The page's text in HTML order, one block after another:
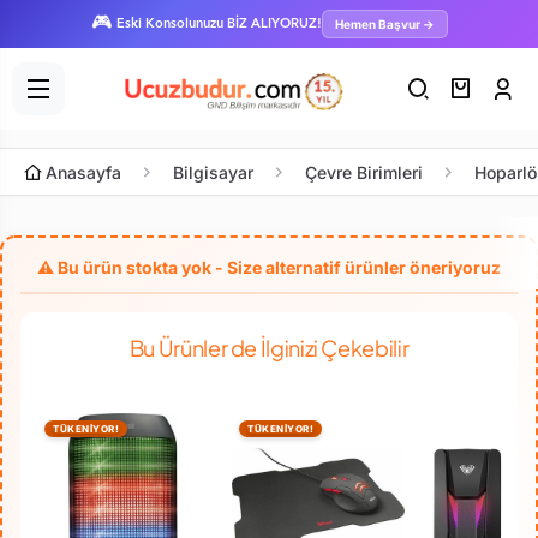
🎮 Eski Konsolunuzu BİZ ALIYORUZ! Hemen Başvur →
Anasayfa Bilgisayar Çevre Birimleri
Bu Ürünler de İlginizi Çekebilir
TÜKENİYOR! TÜKENİYOR!